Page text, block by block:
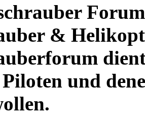
&
Piloten und